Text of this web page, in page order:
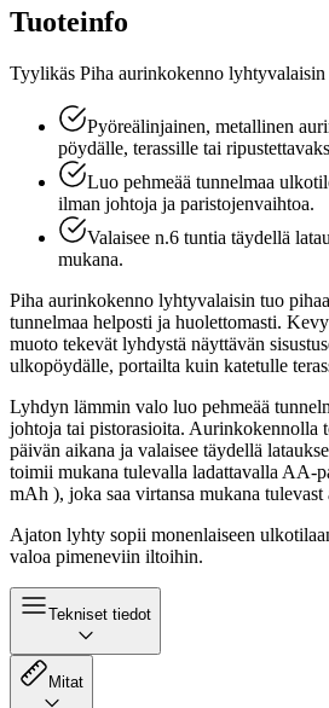
Tuoteinfo
Tyylikäs Piha aurinkokenno lyhtyvalaisin
Pyöreälinjainen, metallinen
pöydälle, terassille tai
Luo pehmeää tunnelmaa
ilman johtoja ja paristojenvaihtoa.
Valaisee n.6 tuntia täydellä
mukana.
Piha aurinkokenno lyhtyvalaisin tuo
tunnelmaa helposti ja huolettomasti.
muoto tekevät lyhdystä näyttävän
ulkopöydälle, portailta kuin katetulle
Lyhdyn lämmin valo luo pehmeää
johtoja tai pistorasioita. Aurinkokennolla
päivän aikana ja valaisee täydellä
toimii mukana tulevalla ladattavalla
mAh ), joka saa virtansa mukana tulevast
Ajaton lyhty sopii monenlaiseen
valoa pimeneviin iltoihin.
Tekniset tiedot
Mitat